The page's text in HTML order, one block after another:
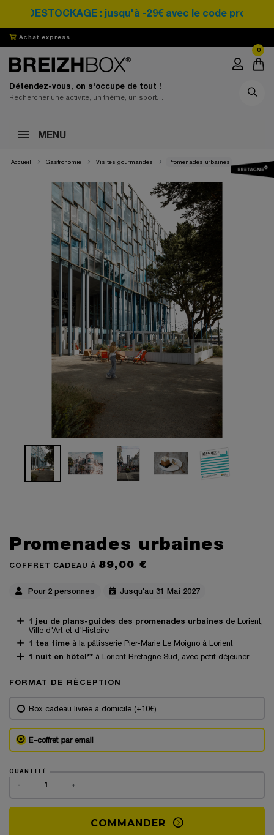
DESTOCKAGE : jusqu'à -29€ avec le code promo
Achat express
Détendez-vous, on s'occupe de tout !
0
MENU
Accueil Gastronomie Visites gourmandes Promenades urbaines
Promenades urbaines
COFFRET CADEAU À 89,00 €
Pour 2 personnes Jusqu'au 31 Mai 2027
1 jeu de plans-guides des promenades urbaines de Lorient,
Ville d'Art et d'Histoire
1 tea time à la pâtisserie Pier-Marie Le Moigno à Lorient
1 nuit en hôtel**à Lorient Bretagne Sud, avec petit déjeuner
FORMAT DE RÉCEPTION
Box cadeau livrée à domicile (+10€)
E-coffret par email
QUANTITÉ
- +
COMMANDER